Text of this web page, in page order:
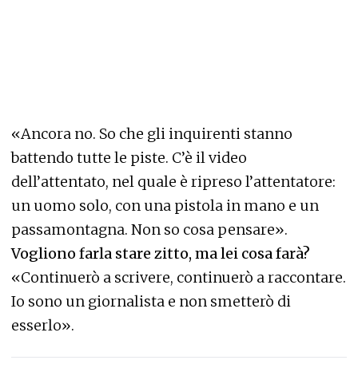
«Ancora no. So che gli inquirenti stanno
battendo tutte le piste. C’è il video
dell’attentato, nel quale è ripreso l’attentatore:
un uomo solo, con una pistola in mano e un
passamontagna. Non so cosa pensare».
Vogliono farla stare zitto, ma lei cosa farà?
«Continuerò a scrivere, continuerò a raccontare.
Io sono un giornalista e non smetterò di
esserlo».